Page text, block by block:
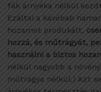
fák árnyéka nélkül
Ezáltal a kávébab
hozamot produkált,
hozzá, és műtrágyát,
használni a biztos
nélkül nagyobb a
műtrágya nélkül.) Azt